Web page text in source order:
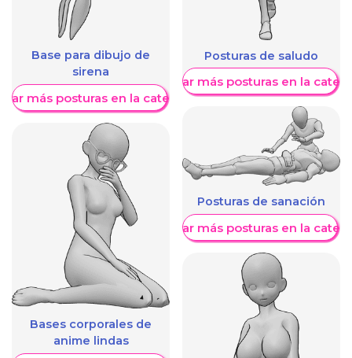
Base para dibujo de
sirena
más posturas en la categoría
Bases corporales de
anime lindas
Posturas de saludo
Mostrar más posturas en la
Posturas de sanación
Mostrar más posturas en la